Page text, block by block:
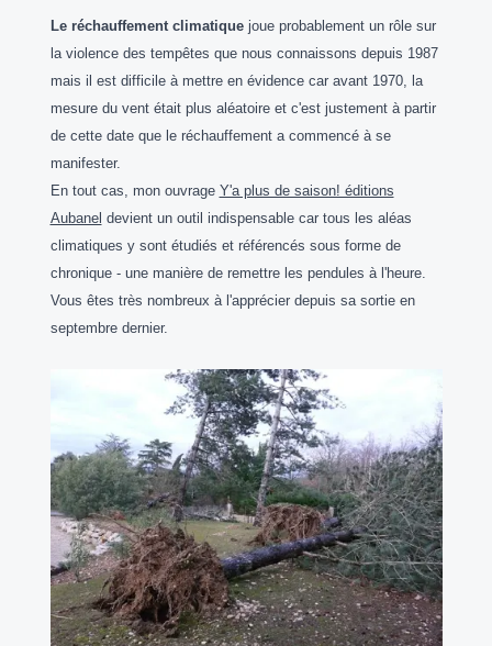
Le réchauffement climatiquejoue probablement un rôle sur
la violence des tempêtes que nous connaissons depuis 1987
mais il est difficile à mettre en évidence car avant 1970, la
mesure du vent était plus aléatoire et c'est justement à partir
de cette date que le réchauffement a commencé à se
manifester.
En tout cas, mon ouvrage Y'a plus de saison! éditions
Aubanel devient un outil indispensable car tous les aléas
climatiques y sont étudiés et référencés sous forme de
chronique - une manière de remettre les pendules à l'heure.
Vous êtes très nombreux à l'apprécier depuis sa sortie en
septembre dernier.